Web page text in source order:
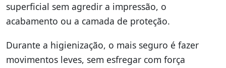
superficial sem agredir a impressão, o
acabamento ou a camada de proteção.
Durante a higienização, o mais seguro é fazer
movimentos leves, sem esfregar com força